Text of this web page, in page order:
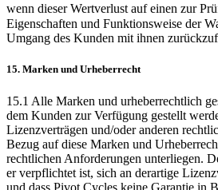
wenn dieser Wertverlust auf einen zur
Eigenschaften und Funktionsweise der
Umgang des Kunden mit ihnen
15. Marken und Urheberrecht
15.1 Alle Marken und urheberrechtlich
dem Kunden zur Verfügung gestellt
Lizenzverträgen und/oder anderen
Bezug auf diese Marken und
rechtlichen Anforderungen unterliegen.
er verpflichtet ist, sich an derartige
und dass Pivot Cycles keine Garantie in